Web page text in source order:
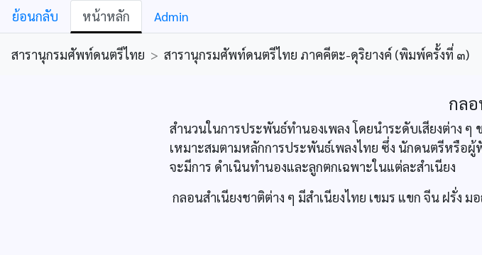
ย้อนกลับ หน้าหลัก Admin
สารานุกรมศัพท์ดนตรีไทย > สารานุกรมศัพท์ดนตรีไทย ภาคคีตะ-ดุริยางค์ (พิมพ์ครั้งที่ ๓)
กล
สำนวนในการประพันธ์ทำนองเพลง โดยนำระดับเสียงต่าง
เหมาะสมตามหลักการประพันธ์เพลงไทย ซึ่ง นักดนตรีหรือผู้
จะมีการ ดำเนินทำนองและลูกตกเฉพาะในแต่ละสำเนียง
กลอนสำเนียงชาติต่าง ๆ มีสำเนียงไทย เขมร แขก จีน ฝรั่ง